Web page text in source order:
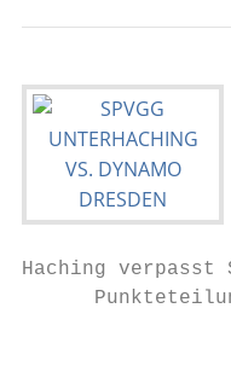
Haching